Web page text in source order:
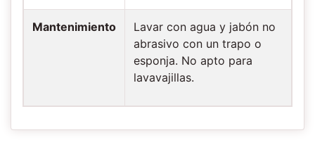
Mantenimiento
Lavar con agua y jabón no
abrasivo con un trapo o
esponja. No apto para
lavavajillas.